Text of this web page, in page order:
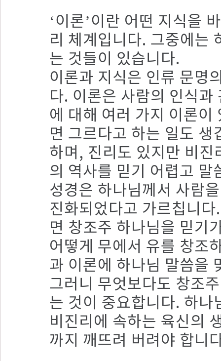
‘이론’이란 어떤 지식을
리 체계입니다. 그중에는
는 것들이 있습니다.
이론과 지식은 인류 문명
다. 이론은 사람의 인식
에 대해 여러 가지 이론
면 그르다고 하는 일도
하며, 진리도 있지만 비
의 역사를 믿기 어렵고
성경은 하나님께서 사람
진화되었다고 가르칩니
면 창조주 하나님을 믿기
어떻게 무에서 유를 창조
과 이론에 하나님 말씀을
그러니 무엇보다도 창조
는 것이 중요합니다. 하나
비진리에 속하는 육신의
까지 깨뜨려 버려야 합니